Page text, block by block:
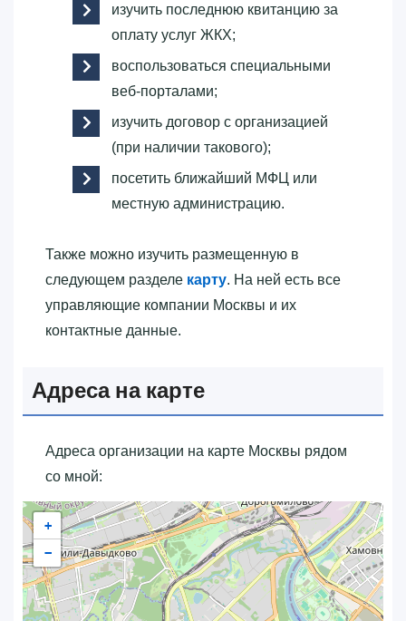
изучить последнюю квитанцию за
оплату услуг ЖКХ;
воспользоваться специальными
веб-порталами;
изучить договор с организацией
(при наличии такового);
посетить ближайший МФЦ или
местную администрацию.
Также можно изучить размещенную в
следующем разделе карту. На ней есть все
управляющие компании Москвы и их
контактные данные.
Адреса на карте
Адреса организации на карте Москвы рядом
со мной:
+
−